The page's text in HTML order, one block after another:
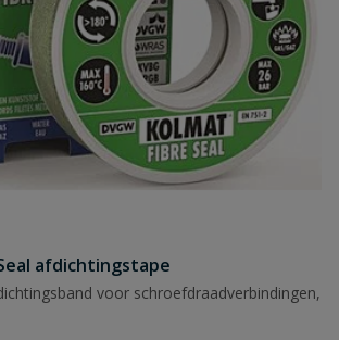
afdichtingstape
voor schroefdraadverbindingen,